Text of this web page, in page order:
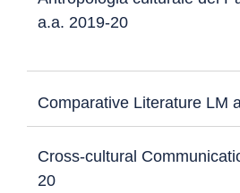
a.a. 2019-20
Comparative Literature LM
Cross-cultural
20